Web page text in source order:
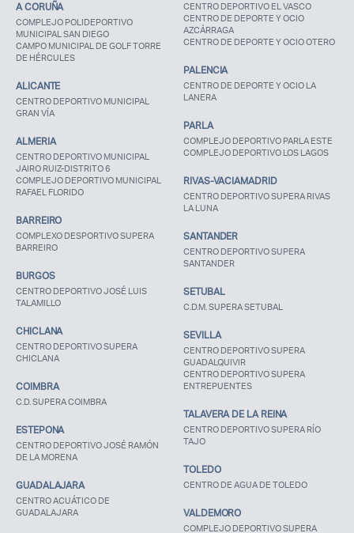
A CORUÑA
COMPLEJO POLIDEPORTIVO
MUNICIPAL SAN DIEGO
CAMPO MUNICIPAL DE GOLF TORRE
DE HÉRCULES
ALICANTE
CENTRO DEPORTIVO MUNICIPAL
GRAN VÍA
ALMERIA
CENTRO DEPORTIVO MUNICIPAL
JAIRO RUIZ-DISTRITO 6
COMPLEJO DEPORTIVO MUNICIPAL
RAFAEL FLORIDO
BARREIRO
COMPLEXO DESPORTIVO SUPERA
BARREIRO
BURGOS
CENTRO DEPORTIVO JOSÉ LUIS
TALAMILLO
CHICLANA
CENTRO DEPORTIVO SUPERA
CHICLANA
COIMBRA
C.D. SUPERA COIMBRA
ESTEPONA
CENTRO DEPORTIVO JOSÉ RAMÓN
DE LA MORENA
GUADALAJARA
CENTRO ACUÁTICO DE
GUADALAJARA
CENTRO DEPORTIVO EL VASCO
CENTRO DE DEPORTE Y OCIO
AZCÁRRAGA
CENTRO DE DEPORTE Y OCIO OTERO
PALENCIA
CENTRO DE DEPORTE Y OCIO LA
LANERA
PARLA
COMPLEJO DEPORTIVO PARLA ESTE
COMPLEJO DEPORTIVO LOS LAGOS
RIVAS-VACIAMADRID
CENTRO DEPORTIVO SUPERA RIVAS
LA LUNA
SANTANDER
CENTRO DEPORTIVO SUPERA
SANTANDER
SETUBAL
C.D.M. SUPERA SETUBAL
SEVILLA
CENTRO DEPORTIVO SUPERA
GUADALQUIVIR
CENTRO DEPORTIVO SUPERA
ENTREPUENTES
TALAVERA DE LA REINA
CENTRO DEPORTIVO SUPERA RÍO
TAJO
TOLEDO
CENTRO DE AGUA DE TOLEDO
VALDEMORO
COMPLEJO DEPORTIVO SUPERA